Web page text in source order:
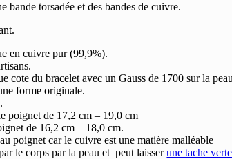
bande torsadée et des bandes de cuivre.
en cuivre pur (99,9%).
cote du bracelet avec un Gauss de 1700 sur la
forme originale.
poignet de 17,2 cm – 19,0 cm
de 16,2 cm – 18,0 cm.
poignet car le cuivre est une matière malléable
le corps par la peau et peut laisserune tache verte